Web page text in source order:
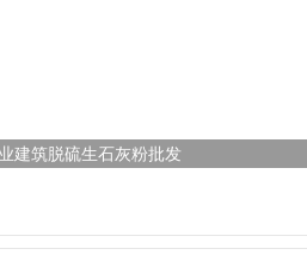
建筑脱硫生石灰粉批发